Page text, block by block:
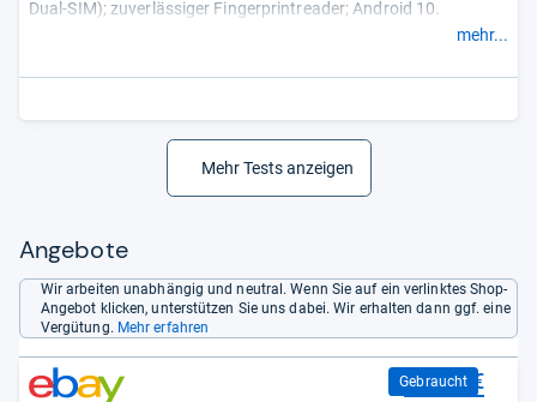
Dual-SIM); zuverlässiger Fingerprintreader; Android 10.
Zertifizierung, Gesichtserkennung); träge Datenschnittstellen;
Bildstabilisierung; lange Ladezeiten.- Zusammengefasst durch
mehr...
Mehr Tests anzeigen
Angebote
Wir arbeiten unabhängig und neutral. Wenn Sie auf ein verlinktes Shop-
Angebot klicken, unterstützen Sie uns dabei. Wir erhalten dann ggf. eine
Vergütung. Mehr erfahren
Gebraucht
109,00 €